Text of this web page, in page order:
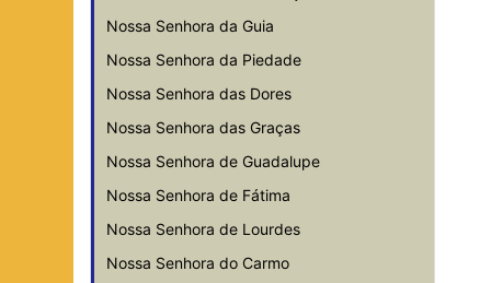
Nossa Senhora da Guia
Nossa Senhora da Piedade
Nossa Senhora das Dores
Nossa Senhora das Graças
Nossa Senhora de Guadalupe
Nossa Senhora de Fátima
Nossa Senhora de Lourdes
Nossa Senhora do Carmo